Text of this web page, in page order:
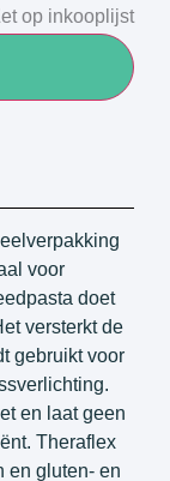
op inkooplijst
voor
doet
versterkt de
gebruikt voor
en laat geen
Theraflex
en gluten- en